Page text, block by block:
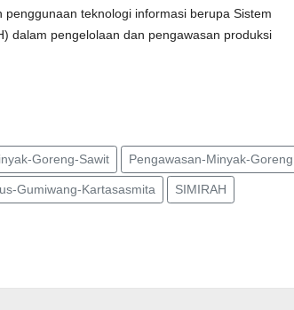
teknologi informasi berupa Sistem
dalam pengelolaan dan pengawasan produksi
Goreng-Sawit Pengawasan-Minyak-Goreng
Gumiwang-Kartasasmita SIMIRAH